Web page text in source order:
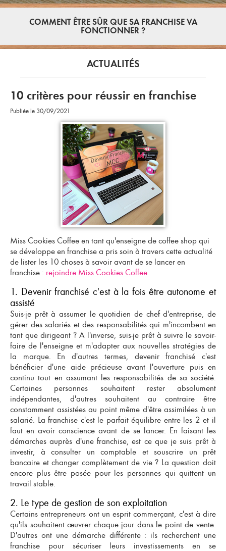
COMMENT ÊTRE SÛR QUE SA FRANCHISE VA
FONCTIONNER ?
ACTUALITÉS
10 critères pour réussir en franchise
Publiée le 30/09/2021
Miss Cookies Coffee en tant qu'enseigne de coffee shop qui
se développe en franchise a pris soin à travers cette actualité
de lister les 10 choses à savoir avant de se lancer en
franchise : rejoindre Miss Cookies Coffee.
1. Devenir franchisé c'est à la fois être autonome et
assisté
Suis-je prêt à assumer le quotidien de chef d'entreprise, de
gérer des salariés et des responsabilités qui m'incombent en
tant que dirigeant ? A l'inverse, suis-je prêt à suivre le savoir-
faire de l'enseigne et m'adapter aux nouvelles stratégies de
la marque. En d'autres termes, devenir franchisé c'est
bénéficier d'une aide précieuse avant l'ouverture puis en
continu tout en assumant les responsabilités de sa société.
Certaines personnes souhaitent rester absolument
indépendantes, d'autres souhaitent au contraire être
constamment assistées au point même d'être assimilées à un
salarié. La franchise c'est le parfait équilibre entre les 2 et il
faut en avoir conscience avant de se lancer. En faisant les
démarches auprès d'une franchise, est ce que je suis prêt à
investir, à consulter un comptable et souscrire un prêt
bancaire et changer complètement de vie ? La question doit
encore plus être posée pour les personnes qui quittent un
travail stable.
2. Le type de gestion de son exploitation
Certainsentrepreneurs ont un esprit commerçant, c'est à dire
qu'ils souhaitent œuvrer chaque jour dans le point de vente.
D'autres ont une démarche différente : ils recherchent une
franchise pour sécuriser leurs investissements en se